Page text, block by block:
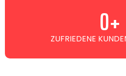
ZUFRIEDENE 0+